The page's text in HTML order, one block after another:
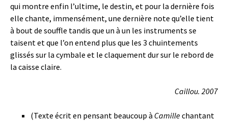
qui montre enfin l’ultime, le destin, et pour la dernière fois
elle chante, immensément, une dernière note qu’elle tient
à bout de souffle tandis que un à un les instruments se
taisent et que l’on entend plus que les 3 chuintements
glissés sur la cymbale et le claquement dur sur le rebord de
la caisse claire.
Caillou. 2007
(Texte écrit en pensant beaucoup à Camillechantant